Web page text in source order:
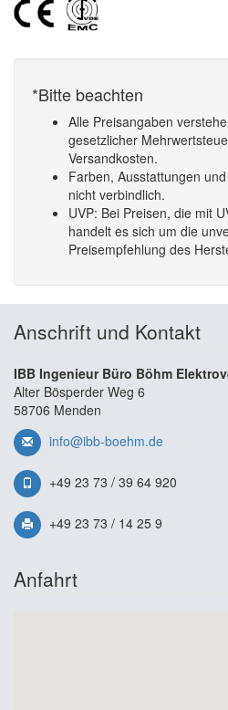
*Bitte beachten
Alle Preisangaben
gesetzlicher
Versandkosten.
Farben, Ausstattungen
nicht verbindlich.
UVP: Bei Preisen, die mit
handelt es sich um die
Preisempfehlung des
Anschrift und Kontakt
IBB Ingenieur Büro Böhm
Alter Bösperder Weg 6
58706 Menden
info@ibb-boehm.de
+49 23 73 / 39 64 920
+49 23 73 / 14 25 9
Anfahrt